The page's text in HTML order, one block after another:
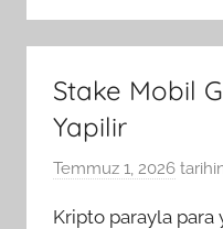
Stake Mobil
Yapilir
Temmuz 1, 2026
Kripto parayla para